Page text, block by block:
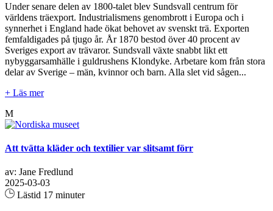
Under senare delen av 1800-talet blev Sundsvall centrum för
världens träexport. Industrialismens genombrott i Europa och i
synnerhet i England hade ökat behovet av svenskt trä. Exporten
femfaldigades på tjugo år. År 1870 bestod över 40 procent av
Sveriges export av trävaror. Sundsvall växte snabbt likt ett
nybyggarsamhälle i guldrushens Klondyke. Arbetare kom från stora
delar av Sverige – män, kvinnor och barn. Alla slet vid sågen...
+ Läs mer
M
Att tvätta kläder och textilier var slitsamt förr
av: Jane Fredlund
2025-03-03
Lästid 17 minuter